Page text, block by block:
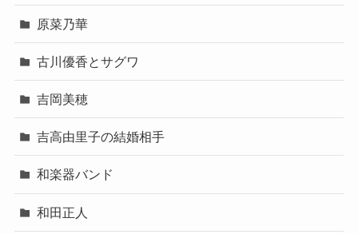
原菜乃華
古川優香とサグワ
吉岡美穂
吉高由里子の結婚相手
和楽器バンド
和田正人